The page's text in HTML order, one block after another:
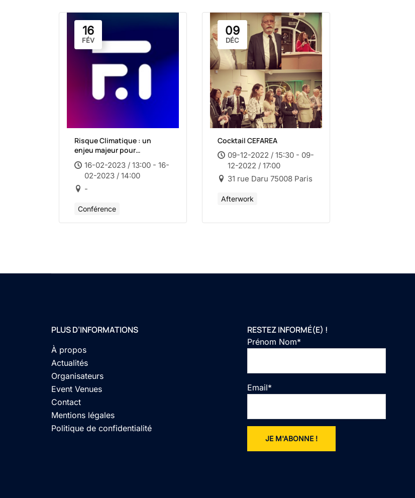
16
FÉV
Risque Climatique : un
enjeu majeur pour
l’Assurance ?
16-02-2023 / 13:00 - 16-
02-2023 / 14:00
-
Conférence
09
DÉC
Cocktail CEFAREA
09-12-2022 / 15:30 - 09-
12-2022 / 17:00
31 rue Daru 75008 Paris
Afterwork
PLUS D’INFORMATIONS
À propos
Actualités
Organisateurs
Event Venues
Contact
Mentions légales
Politique de confidentialité
RESTEZ INFORMÉ(E) !
Prénom Nom*
Email*